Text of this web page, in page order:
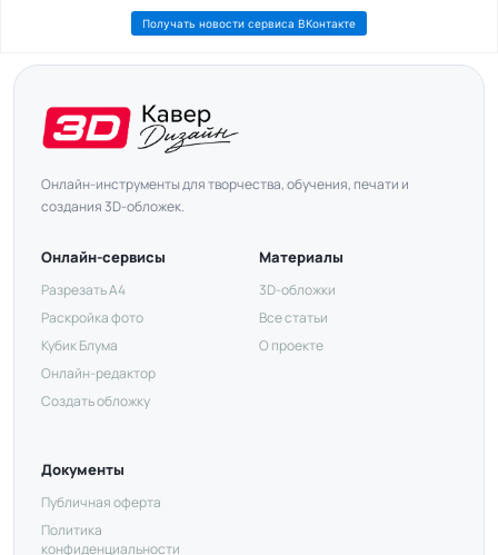
Получать новости сервиса ВКонтакте
Онлайн-инструменты для творчества, обучения, печати и
создания 3D-обложек.
Онлайн-сервисы
Разрезать А4
Раскройка фото
Кубик Блума
Онлайн-редактор
Создать обложку
Материалы
3D-обложки
Все статьи
О проекте
Документы
Публичная оферта
Политика
конфиденциальности